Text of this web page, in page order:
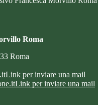
Roma
Roma
Link per inviare una mail
Link per inviare una mail